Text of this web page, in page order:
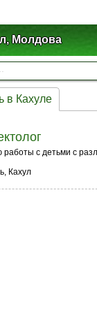
Молдова
в Кахуле
работы с детьми с
Кахул